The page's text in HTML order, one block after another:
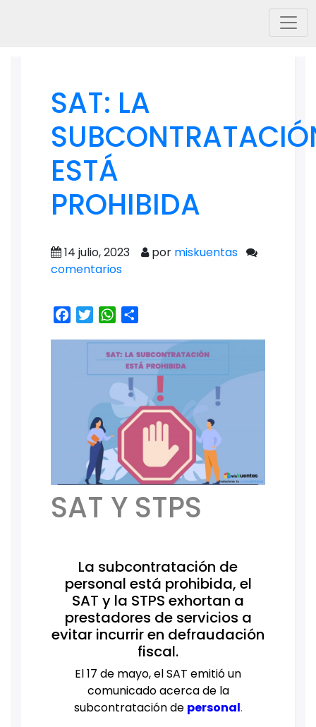
SAT: LA
ESTÁ
PROHIBIDA
14 julio, 2023 por miskuentas
comentarios
Facebook
TwitterWhatsApp
SAT Y STPS
La subcontratación de
personal está prohibida, el
SAT y la STPS exhortan a
prestadores de servicios a
evitar incurrir en defraudación
fiscal.
El 17 de mayo, el SAT emitió un
comunicado acerca de la
subcontratación de personal.